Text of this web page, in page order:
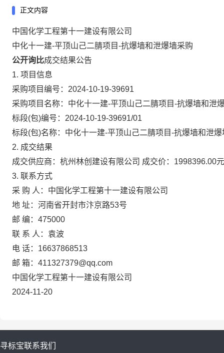
正文内容
中国化学工程第十一建设有限公司
中化十一建-平顶山己二腈项目-抗爆墙和泄爆墙采购
公开询比成交结果公告
1. 项目信息
采购项目编号：2024-10-19-39691
采购项目名称：中化十一建-平顶山己二腈项目-抗爆墙和泄
标段(包)编号：2024-10-19-39691/01
标段(包)名称：中化十一建-平顶山己二腈项目-抗爆墙和泄
2. 成交结果
成交供应商：杭州林创建设有限公司 成交价：1998396.00元
3. 联系方式
采 购 人：中国化学工程第十一建设有限公司
地 址：河南省开封市汴京路53号
邮 编：475000
联 系 人：袁波
电 话：16637868513
邮 箱：411327379@qq.com
中国化学工程第十一建设有限公司
2024-11-20
寻标宝联系我们